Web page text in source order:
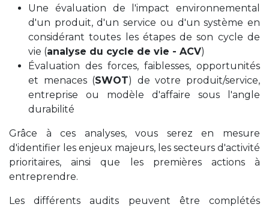
Une évaluation de l'impact environnemental
d'un produit, d'un service ou d'un système en
considérant toutes les étapes de son cycle de
vie (analyse du cycle de vie - ACV)
Évaluation des forces, faiblesses, opportunités
et menaces (SWOT) de votre produit/service,
entreprise ou modèle d'affaire sous l'angle
durabilité
Grâce à ces analyses, vous serez en mesure
d'identifier les enjeux majeurs, les secteurs d'activité
prioritaires, ainsi que les premières actions à
entreprendre.
Les différents audits peuvent être complétés